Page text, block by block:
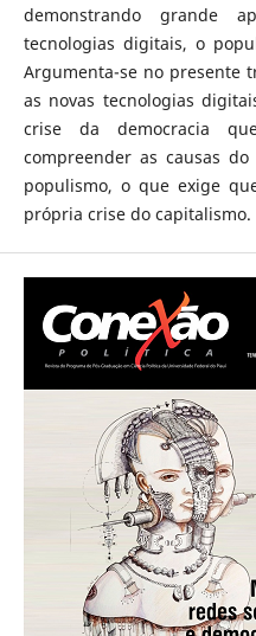
demonstrando grande
tecnologias digitais, o
Argumenta-se no presente
as novas tecnologias
crise da democracia
compreender as causas
populismo, o que exige
própria crise do capitalismo.